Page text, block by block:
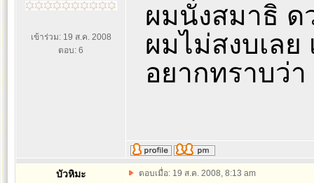
เข้าร่วม: 19 ส.ค. 2008
ตอบ: 6
ผมนั่งสมาธิ ด
ผมไม่สงบเลย
อยากทราบว่
บัวหิมะ ตอบเมื่อ: 19 ส.ค. 2008, 8:13 am